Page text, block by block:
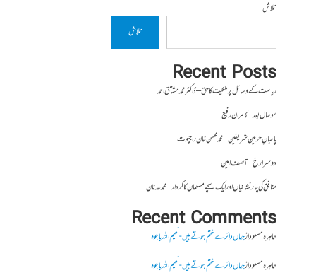
تلاش
تلاش
Recent Posts
ریاست کے وسائل پر ملکیت کا حق – ڈاکٹر محمد مشتاق احمد
سو سال بعد – کامران رفیع
پاسبانِ حرمین شریفین – محمد محسن خان راجپوت
دوسرا رخ – آصف امین
منافق کی چار نشانیاں اور ایک سچے مسلمان کا کردار – محمد عدنان
Recent Comments
طاہرہ مسعودازجہاں دائرے ختم ہوتے ہیں- نعیم اللہ باجوہ
طاہرہ مسعودازجہاں دائرے ختم ہوتے ہیں- نعیم اللہ باجوہ